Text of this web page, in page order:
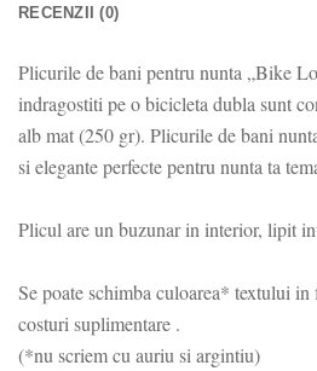
RECENZII (0)
Plicurile de bani pentru nunta „Bike
indragostiti pe o bicicleta dubla sunt
alb mat (250 gr). Plicurile de bani
si elegante perfecte pentru nunta ta
Plicul are un buzunar in interior, lipit
Se poate schimba culoarea* textului
costuri suplimentare .
(*nu scriem cu auriu si argintiu)